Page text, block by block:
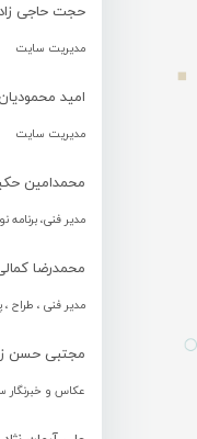
حجت حاجی
مدیریت سایت
امید محمودیان
مدیریت سایت
محمدامین
مدیر فنی، برنامه
محمدرضا
مدیر فنی ، طراح
مجتبی حسن
عکاس و خبرنگار